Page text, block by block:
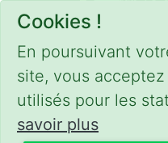
Cookies !
En poursuivant
site, vous
utilisés pour les
savoir plus
CONDITIONS-